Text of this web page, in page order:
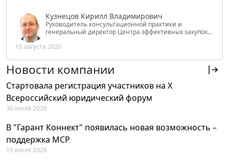
Кузнецов Кирилл Владимирович
Руководитель консультационной практики и
генеральный директор Центра эффективных закупок
РФ
10 августа 2026
Новости компании
Стартовала регистрация участников на X
Всероссийский юридический форум
30 июля 2026
В "Гарант Коннект" появилась новая возможность –
поддержка MCP
15 июля 2026